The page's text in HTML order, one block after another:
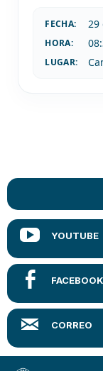
FECHA: 29
HORA:
LUGAR: